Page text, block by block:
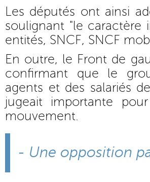
Les députés ont ainsi
soulignant "le caractère
entités, SNCF, SNCF
En outre, le Front de
confirmant que le
agents et des salariés
jugeait importante
mouvement.
- Une opposition